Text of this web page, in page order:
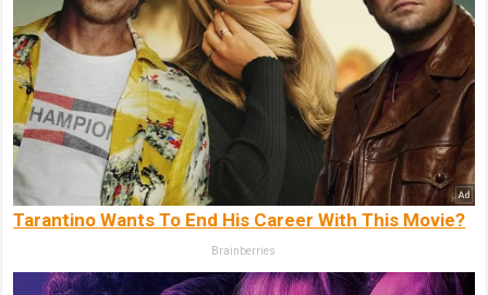
Tarantino Wants To End His Career With This Movie?
Brainberries